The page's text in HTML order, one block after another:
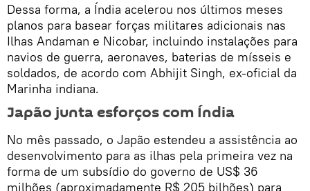
Dessa forma, a Índia acelerou nos últimos meses
planos para basear forças militares adicionais nas
Ilhas Andaman e Nicobar, incluindo instalações para
navios de guerra, aeronaves, baterias de mísseis e
soldados, de acordo com Abhijit Singh, ex-oficial da
Marinha indiana.
Japão junta esforços com Índia
No mês passado, o Japão estendeu a assistência ao
desenvolvimento para as ilhas pela primeira vez na
forma de um subsídio do governo de US$ 36
milhões (aproximadamente R$ 205 bilhões) para